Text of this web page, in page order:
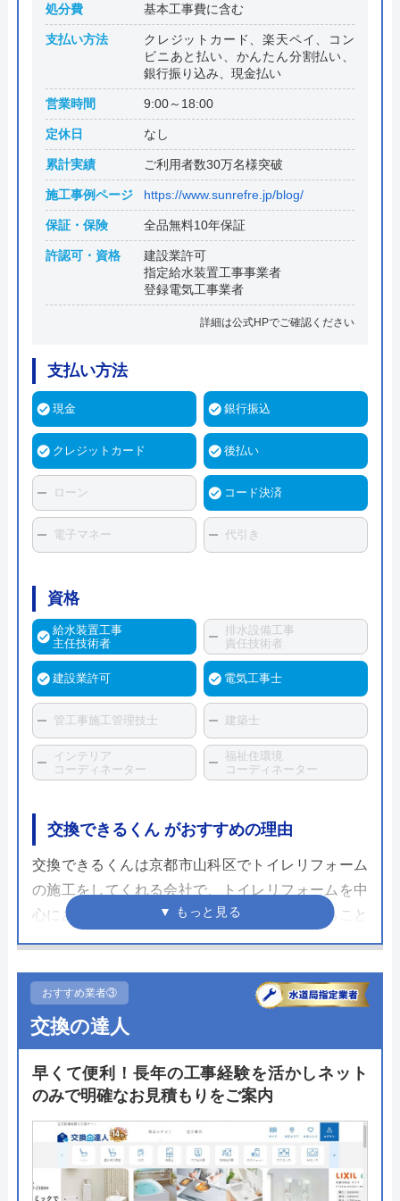
処分費 基本工事費に含む
支払い方法
クレジットカード、楽天ペイ、コン
ビニあと払い、かんたん分割払い、
銀行振り込み、現金払い
営業時間 9:00～18:00
定休日 なし
累計実績 ご利用者数30万名様突破
施工事例ページ https://www.sunrefre.jp/blog/
保証・保険 全品無料10年保証
許認可・資格
建設業許可
指定給水装置工事事業者
登録電気工事業者
詳細は公式HPでご確認ください
支払い方法
現金 銀行振込
クレジットカード 後払い
ローン コード決済
電子マネー 代引き
資格
給水装置工事
主任技術者
排水設備工事
責任技術者
建設業許可 電気工事士
管工事施工管理技士 建築士
インテリア
コーディネーター
福祉住環境
コーディネーター
交換できるくん がおすすめの理由
交換できるくんは京都市山科区でトイレリフォーム
の施工をしてくれる会社で、トイレリフォームを中
心にあらゆる住宅の設備リフォームを依頼すること
ができます。交換できるくんでは最強コスパ宣言と
使うものなので手厚い保証があるのは嬉しいポイン
トです。
さらに建築業許可や電気工事業者の認可や届出をし
ているため国や地方自治体からの信頼も厚いです。
で、気になる商品がある方はまず一度問い合わせて
みることをおすすめします。
おすすめ業者③
交換の達人
早くて便利！長年の工事経験を活かしネット
のみで明確なお見積もりをご案内